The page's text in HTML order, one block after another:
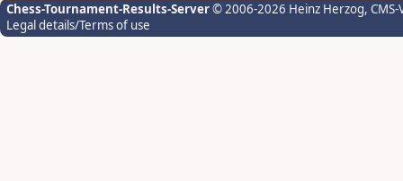
Chess-Tournament-Results-Server© 2006-2026 Heinz Herzog,
Legal details/Terms of use